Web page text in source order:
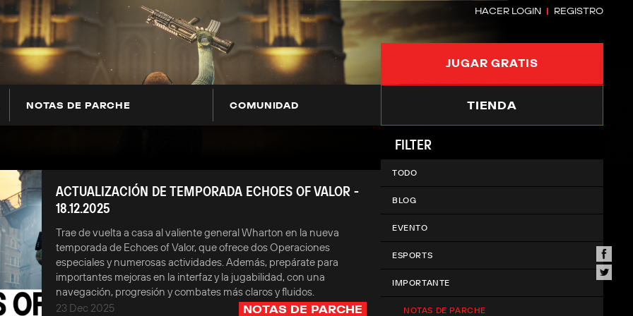
HACER LOGIN REGISTRO
JUGAR GRATIS
NOTAS DE PARCHE COMUNIDAD TIENDA
ACTUALIZACIÓN DE TEMPORADA ECHOES OF VALOR -
18.12.2025
Trae de vuelta a casa al valiente general Wharton en la nueva
temporada de Echoes of Valor, que ofrece dos Operaciones
especiales y numerosas actividades. Además, prepárate para
importantes mejoras en la interfaz y la jugabilidad, con una
navegación, progresión y combates más claros y fluidos.
23 Dec 2025
NOTAS DE PARCHE
FILTER
TODO
BLOG
EVENTO
ESPORTS
IMPORTANTE
NOTAS DE PARCHE